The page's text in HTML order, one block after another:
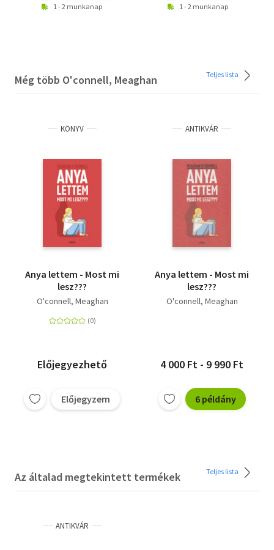
1 - 2 munkanap 1 - 2 munkanap
Még több O'connell, Meaghan Teljes lista
KÖNYV
Anya lettem - Most mi
lesz???
O'connell, Meaghan
Előjegyezhető
Előjegyzem
ANTIKVÁR
Anya lettem - Most mi
lesz???
O'connell, Meaghan
4 000 Ft - 9 990 Ft
6 példány
Az általad megtekintett termékek Teljes lista
ANTIKVÁR